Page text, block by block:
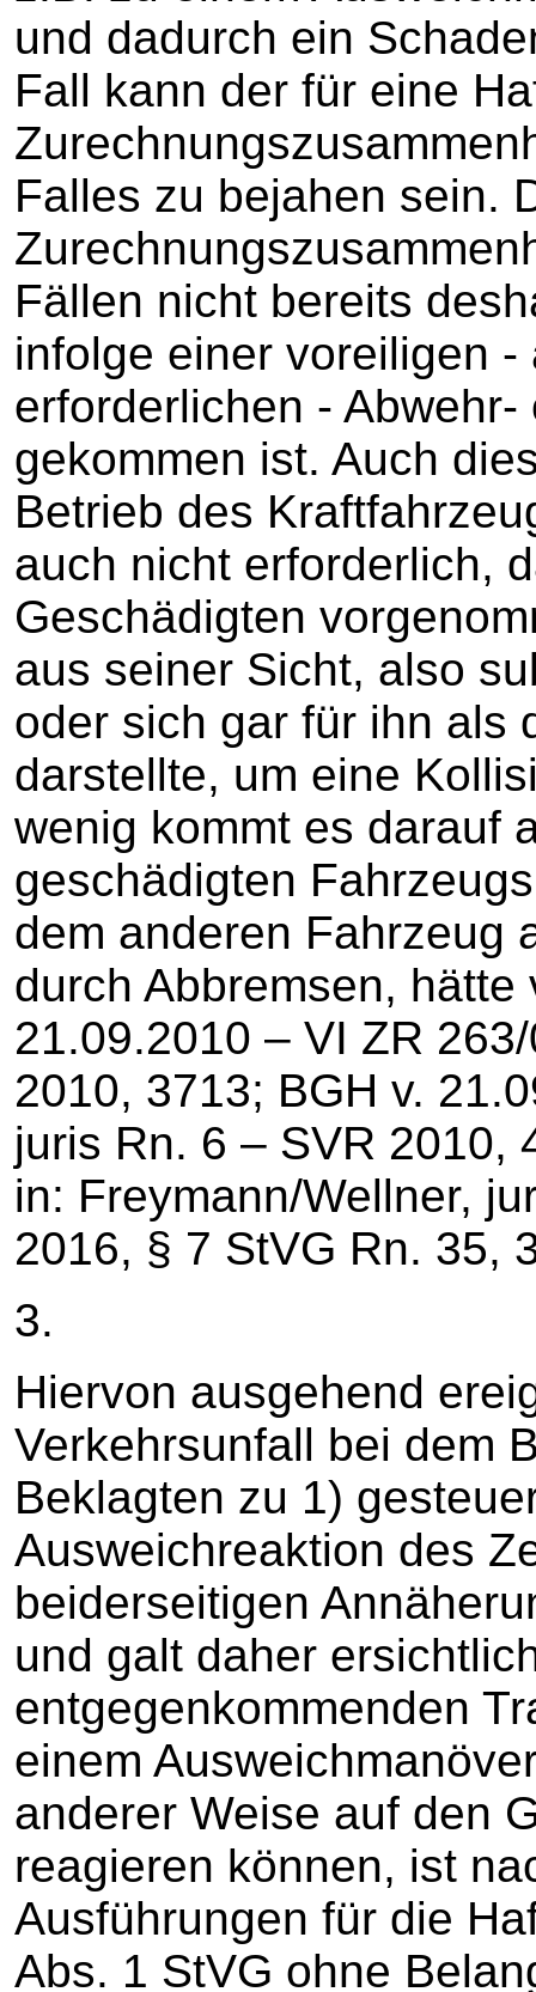
und dadurch ein
Fall kann der für eine
Falles zu bejahen sein.
Fällen nicht bereits
infolge einer voreiligen
erforderlichen -
gekommen ist. Auch
Betrieb des
auch nicht erforderlich,
Geschädigten
aus seiner Sicht, also
oder sich gar für ihn als
darstellte, um eine
wenig kommt es darauf
geschädigten
dem anderen Fahrzeug
durch Abbremsen,
21.09.2010 – VI ZR
2010, 3713; BGH v.
juris Rn. 6 – SVR 2010,
in: Freymann/Wellner,
2016, § 7 StVG Rn. 35,
3.
Hiervon ausgehend
Verkehrsunfall bei dem
Beklagten zu 1)
Ausweichreaktion des
beiderseitigen
und galt daher
entgegenkommenden
einem
anderer Weise auf den
reagieren können, ist
Ausführungen für die
Abs. 1 StVG ohne